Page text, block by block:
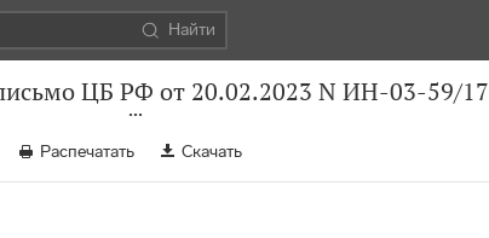
Найти
ЦБ РФ от 20.02.2023 N ИН-03-59/17
Распечатать Скачать